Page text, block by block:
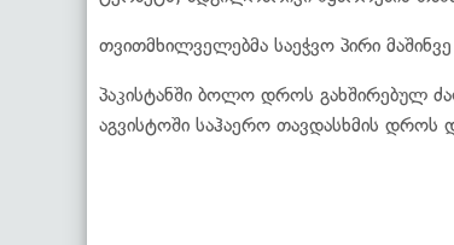
თვითმხილველებმა საეჭვო პირი
პაკისტანში ბოლო დროს გახშირებულ
აგვისტოში საჰაერო თავდასხმის დროს